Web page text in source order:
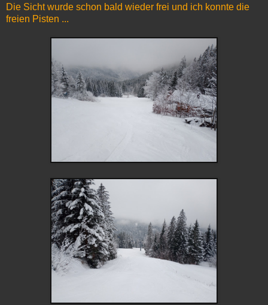
Die Sicht wurde schon bald wieder frei und ich konnte die
freien Pisten ...